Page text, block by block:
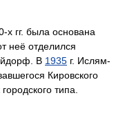
гг. была основана
неё отделился
В 1935 г. Ислям-
Кировского
типа.